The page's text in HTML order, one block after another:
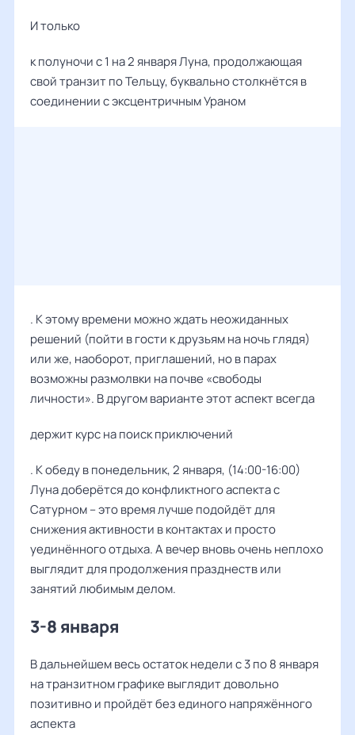
И только
к полуночи с 1 на 2 января Луна, продолжающая
свой транзит по Тельцу, буквально столкнётся в
соединении с эксцентричным Ураном
. К этому времени можно ждать неожиданных
решений (пойти в гости к друзьям на ночь глядя)
или же, наоборот, приглашений, но в парах
возможны размолвки на почве «свободы
личности». В другом варианте этот аспект всегда
держит курс на поиск приключений
. К обеду в понедельник, 2 января, (14:00-16:00)
Луна доберётся до конфликтного аспекта с
Сатурном – это время лучше подойдёт для
снижения активности в контактах и просто
уединённого отдыха. А вечер вновь очень неплохо
выглядит для продолжения празднеств или
занятий любимым делом.
3-8 января
В дальнейшем весь остаток недели с 3 по 8 января
на транзитном графике выглядит довольно
позитивно и пройдёт без единого напряжённого
аспекта